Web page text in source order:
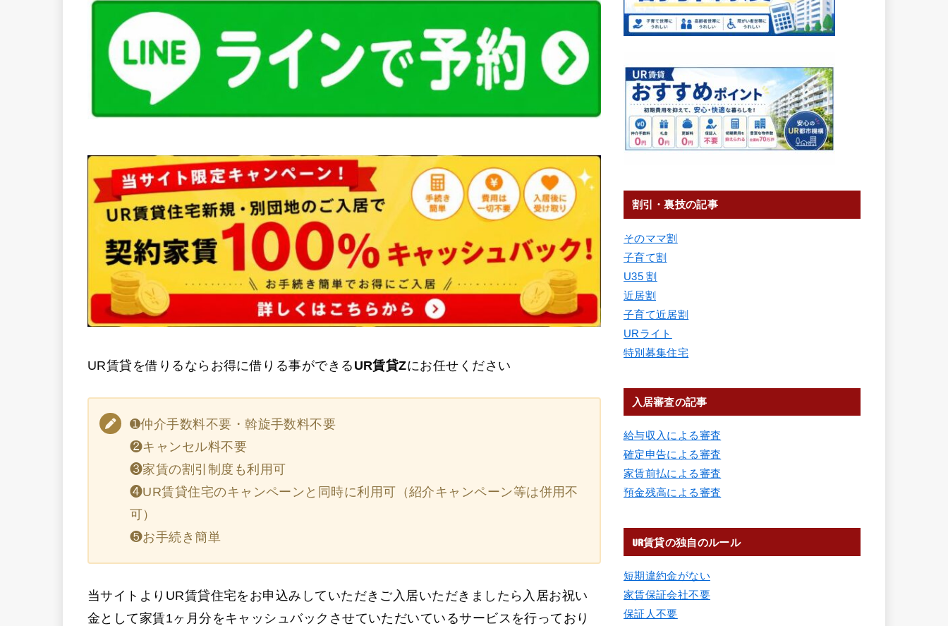
UR賃貸を借りるならお得に借りる事ができる UR賃貸Zにお任せください
➊仲介手数料不要・斡旋手数料不要
❷キャンセル料不要
❸家賃の割引制度も利用可
❹UR賃貸住宅のキャンペーンと同時に利用可（紹介キャンペーン等は併用不
可）
❺お手続き簡単
当サイトよりUR賃貸住宅をお申込みしていただきご入居いただきましたら入居お祝い
金として家賃1ヶ月分をキャッシュバックさせていただいているサービスを行っており
割引・裏技の記事
そのママ割
子育て割
U35 割
近居割
子育て近居割
URライト
特別募集住宅
入居審査の記事
給与収入による審査
確定申告による審査
家賃前払による審査
預金残高による審査
UR賃貸の独自のルール
短期違約金がない
家賃保証会社不要
保証人不要